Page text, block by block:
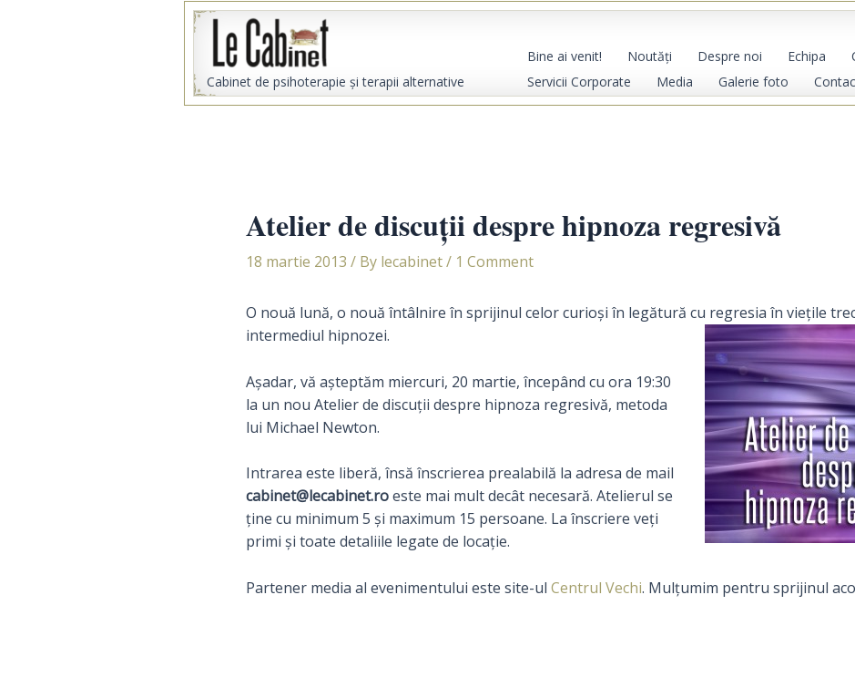
Cabinet de psihoterapie şi terapii alternative
Bine ai venit! Noutăţi Despre noi Echipa
Servicii Corporate
Media Galerie foto
Atelier de discuţii despre hipnoza regresivă
18 martie 2013 / By lecabinet/ 1 Comment
O nouă lună, o nouă întâlnire în sprijinul celor curioşi în legătură cu regresia în vieţile
intermediul hipnozei.
Aşadar, vă aşteptăm miercuri, 20 martie, începând cu ora 19:30
la un nou Atelier de discuţii despre hipnoza regresivă, metoda
lui Michael Newton.
Intrarea este liberă, însă înscrierea prealabilă la adresa de mail
cabinet@lecabinet.roeste mai mult decât necesară. Atelierul se
ţine cu minimum 5 şi maximum 15 persoane. La înscriere veţi
primi şi toate detaliile legate de locaţie.
Partener media al evenimentului este site-ul Centrul Vechi. Mulţumim pentru sprijinul